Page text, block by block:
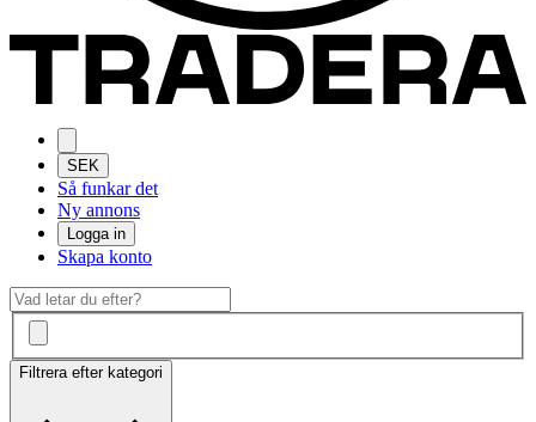
SEK
Så funkar det
Ny annons
Logga in
Skapa konto
Filtrera efter kategori